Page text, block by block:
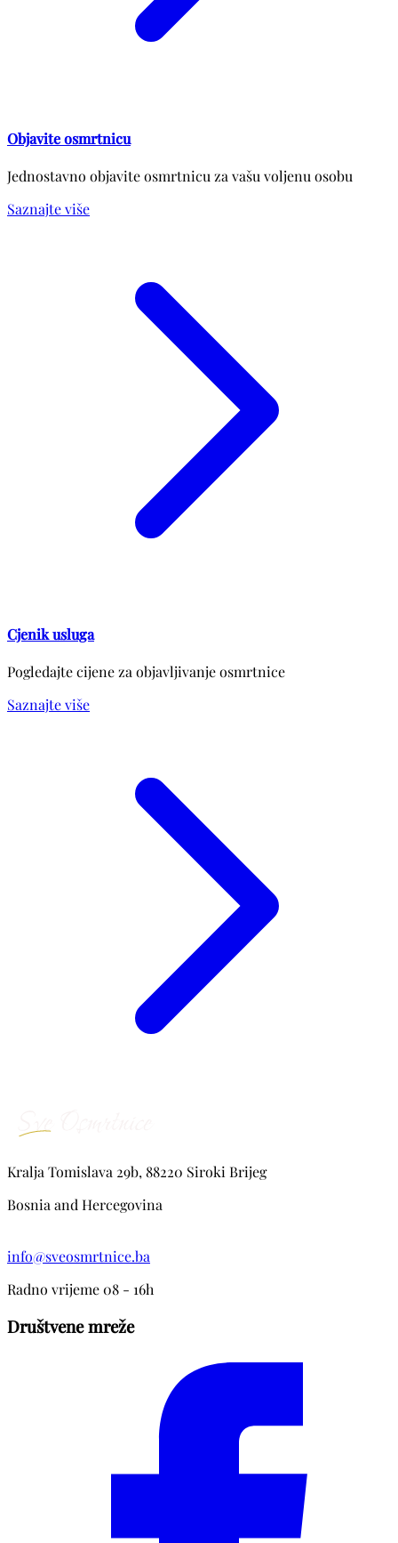
Objavite osmrtnicu
Jednostavno objavite osmrtnicu za vašu voljenu osobu
Saznajte više
Cjenik usluga
Pogledajte cijene za objavljivanje osmrtnice
Saznajte više
Kralja Tomislava 29b, 88220 Siroki Brijeg
Bosnia and Hercegovina
info@sveosmrtnice.ba
Radno vrijeme 08 - 16h
Društvene mreže